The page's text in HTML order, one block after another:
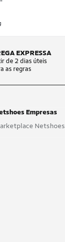
EXPRESSA
de 2 dias úteis
as regras
Empresas
Netshoes